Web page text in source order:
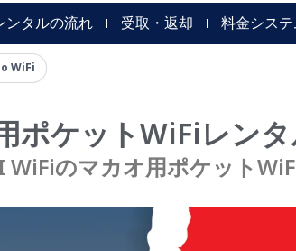
n
e
-
e e
l
o
ンタルの流れ 受取・返却 料金シス
WiFi
ポケットWiFiレン
WiFiのマカオ用ポケット